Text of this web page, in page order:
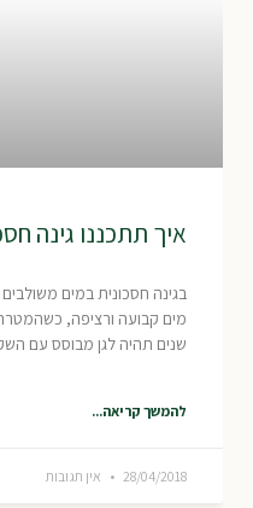
איך תתכננו גינה
בגינה חסכונית במים
מים קבועה ורציפה,
שנים תהיה לגן מבוסס עם
להמשך קריאה...
28/04/2018 אין תגובות